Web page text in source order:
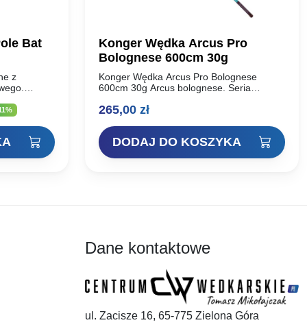
Bat
z
to
Konger Wędka Arcus Pro
Bolognese 600cm 30g
Konger Wędka Arcus Pro Bolognese
600cm 30g Arcus bolognese. Seria
bolońską na łowiskach o średnim uciągu.
265,00 zł
DODAJ DO KOSZYKA
Dane kontaktowe
ul. Zacisze 16, 65-775 Zielona Góra